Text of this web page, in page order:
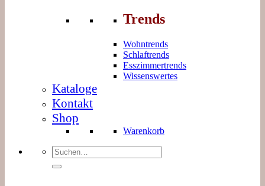
Trends
Wohntrends
Schlaftrends
Esszimmertrends
Wissenswertes
Kataloge
Kontakt
Shop
Warenkorb
Suchen
nach: